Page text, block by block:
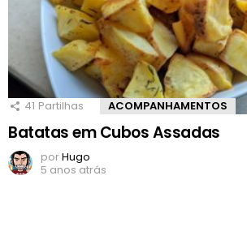
41 Partilhas ACOMPANHAMENTOS
Batatas em Cubos Assadas
porHugo
5 anos atrás